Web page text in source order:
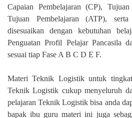
Capaian Pembelajaran (CP),
Tujuan Pembelajaran (ATP), serta
disesuaikan dengan kebutuhan
Penguatan Profil Pelajar Pancasila
sesuai tiap Fase A B C D E F.
Materi Teknik Logistik untuk
Teknik Logistik cukup menyeluruh
pelajaran Teknik Logistik bisa anda
bapak ibu guru materi ini juga